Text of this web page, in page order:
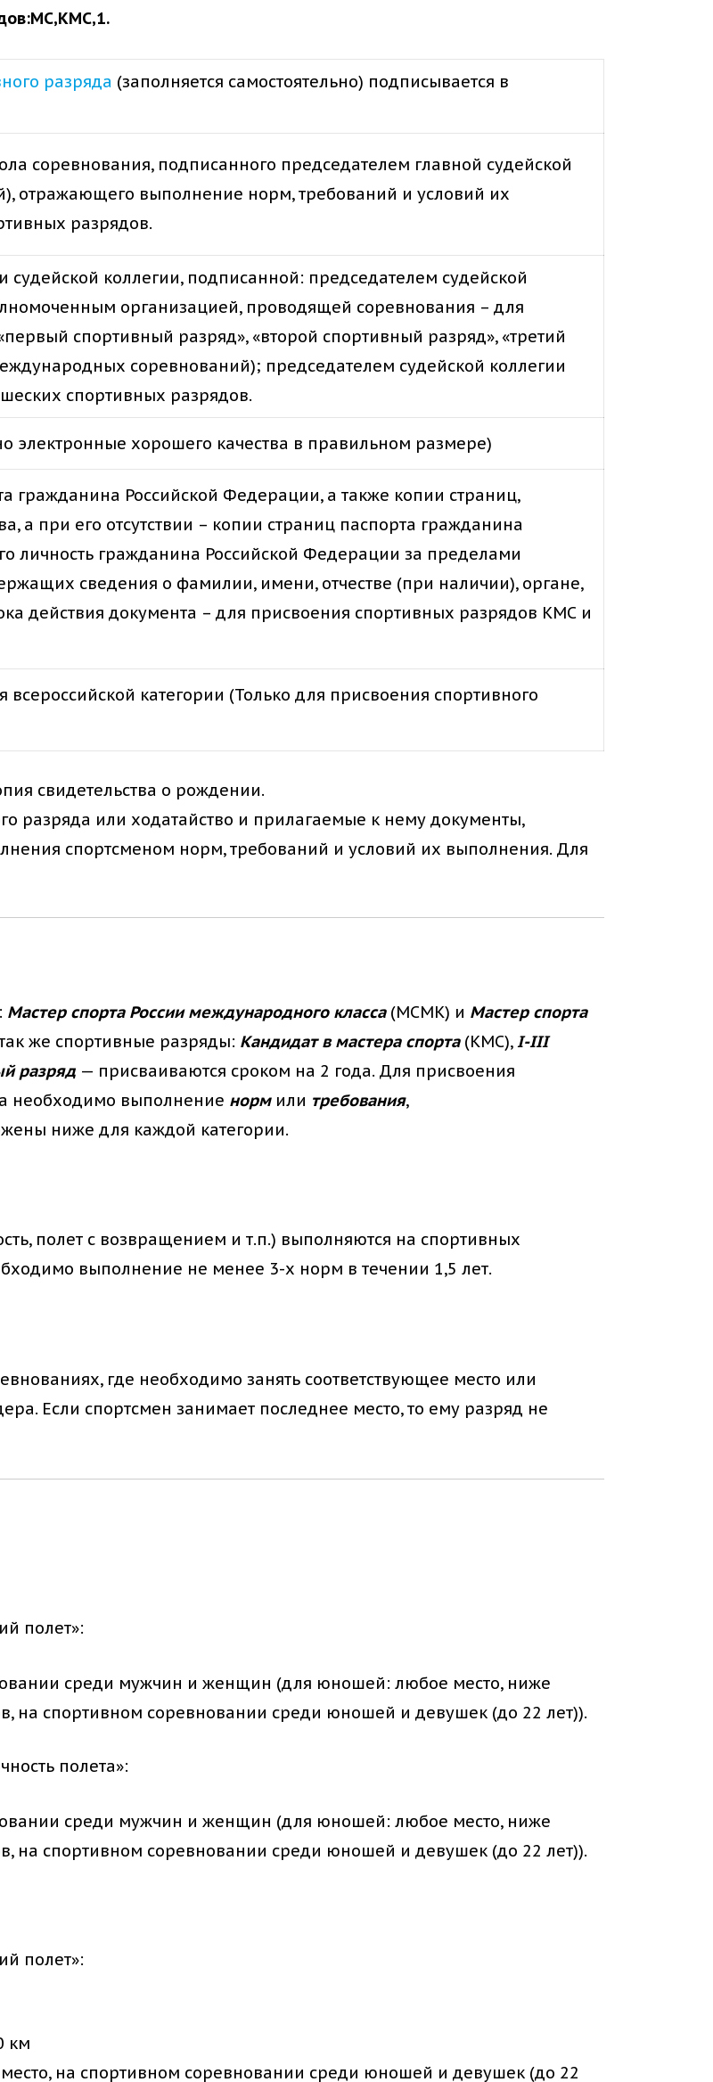
разряда (заполняется самостоятельно) подписывается в
соревнования, подписанного председателем главной судейской
отражающего выполнение норм, требований и условий их
разрядов.
судейской коллегии, подписанной: председателем судейской
организацией, проводящей соревнования – для
спортивный разряд», «второй спортивный разряд», «третий
соревнований); председателем судейской коллегии
спортивных разрядов.
электронные хорошего качества в правильном размере)
гражданина Российской Федерации, а также копии страниц,
а при его отсутствии – копии страниц паспорта гражданина
личность гражданина Российской Федерации за пределами
сведения о фамилии, имени, отчестве (при наличии), органе,
действия документа – для присвоения спортивных разрядов КМС и
категории (Только для присвоения спортивного
свидетельства о рождении.
разряда или ходатайство и прилагаемые к нему документы,
спортсменом норм, требований и условий их выполнения. Для
Мастер спорта России международного класса(МСМК) и Мастер спорта
же спортивные разряды: Кандидат в мастера спорта(КМС), I-III
разряд — присваиваются сроком на 2 года. Для присвоения
необходимо выполнение нормили требования,
ниже для каждой категории.
полет с возвращением и т.п.) выполняются на спортивных
выполнение не менее 3-х норм в течении 1,5 лет.
где необходимо занять соответствующее место или
Если спортсмен занимает последнее место, то ему разряд не
полет»:
среди мужчин и женщин (для юношей: любое место, ниже
на спортивном соревновании среди юношей и девушек (до 22 лет)).
полета»:
среди мужчин и женщин (для юношей: любое место, ниже
на спортивном соревновании среди юношей и девушек (до 22 лет)).
полет»:
км
на спортивном соревновании среди юношей и девушек (до 22